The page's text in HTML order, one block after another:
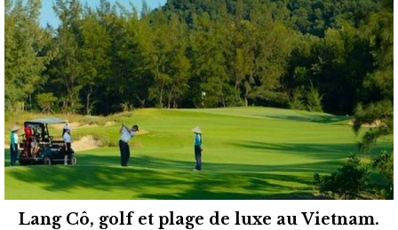
Lang Cô, golf et plage de luxe au Vietnam.